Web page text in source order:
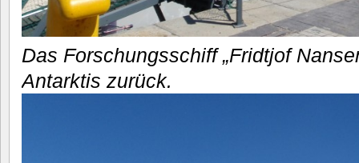
Das Forschungsschiff „Fridtjof
Antarktis zurück.